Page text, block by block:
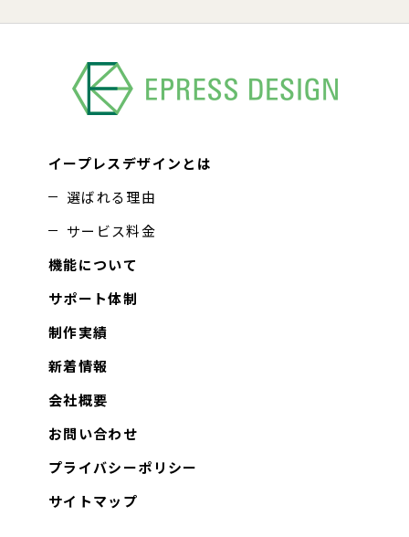
イープレスデザインとは
選ばれる理由
サービス料金
機能について
サポート体制
制作実績
新着情報
会社概要
お問い合わせ
プライバシーポリシー
サイトマップ